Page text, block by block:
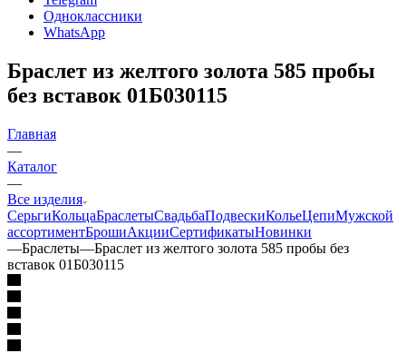
Одноклассники
WhatsApp
Браслет из желтого золота 585 пробы
без вставок 01Б030115
Главная
—
Каталог
—
Все изделия
СерьгиКольцаБраслетыСвадьбаПодвескиКольеЦепиМужской
ассортиментБрошиАкцииСертификатыНовинки
—Браслеты—Браслет из желтого золота 585 пробы без
вставок 01Б030115